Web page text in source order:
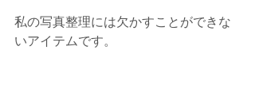
私の写真整理には欠かすことができな
いアイテムです。